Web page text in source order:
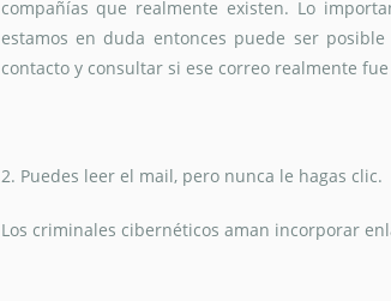
compañías que realmente existen. Lo
estamos en duda entonces puede ser
contacto y consultar si ese correo realmente
2. Puedes leer el mail, pero nunca le hagas clic.
Los criminales cibernéticos aman incorporar